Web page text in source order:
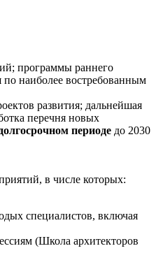
программы раннего
наиболее востребованным
развития; дальнейшая
перечня новых
периоде до 2030
в числе которых:
специалистов, включая
(Школа архитекторов